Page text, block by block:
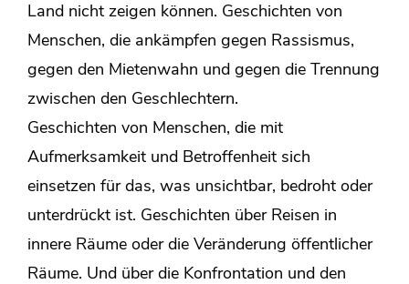
Land nicht zeigen können. Geschichten von
Menschen, die ankämpfen gegen Rassismus,
gegen den Mietenwahn und gegen die Trennung
zwischen den Geschlechtern.
Geschichten von Menschen, die mit
Aufmerksamkeit und Betroffenheit sich
einsetzen für das, was unsichtbar, bedroht oder
unterdrückt ist. Geschichten über Reisen in
innere Räume oder die Veränderung öffentlicher
Räume. Und über die Konfrontation und den